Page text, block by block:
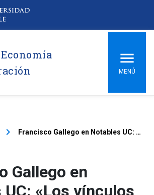
MENÚ
keyboard_arrow_right Francisco Gallego en Notables UC: «Los vínculos son muy importantes para avanzar»
Gallego en
UC: «Los vínculos